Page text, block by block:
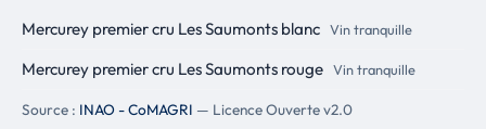
Mercurey premier cru Les Saumonts blanc Vin tranquille
Mercurey premier cru Les Saumonts rouge Vin tranquille
Source : INAO - CoMAGRI — Licence Ouverte v2.0